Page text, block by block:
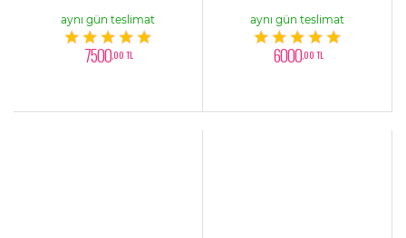
aynı gün teslimat
7500,00 TL
aynı gün teslimat
6000,00 TL